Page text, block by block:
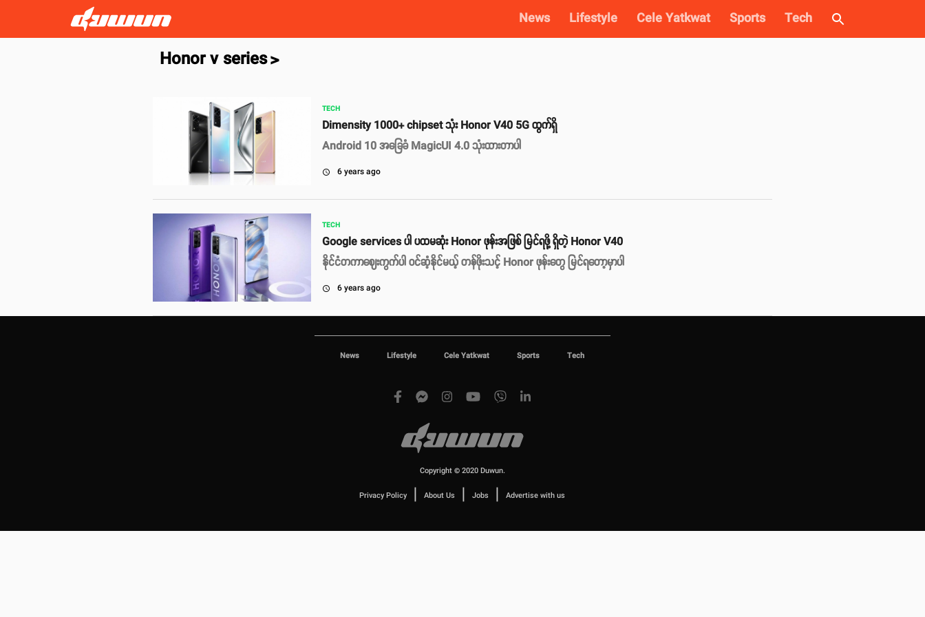
News Lifestyle Cele Yatkwat Sports Tech
Honor v series>
TECH
Dimensity 1000+ chipset သုံး Honor V40 5G ထွက်ရှိ
Android 10 အခြေခံ MagicUI 4.0 သုံးထားတာပါ
access_time 6 years ago
TECH
Google services ပါ ပထမဆုံး Honor ဖုန်းအဖြစ် မြင်ရဖို့ ရှိတဲ့ Honor V40
နိုင်ငံတကာဈေးကွက်ပါ ဝင်ဆံ့နိုင်မယ့် တန်ဖိုးသင့် Honor ဖုန်းတွေ မြင်ရတော့မှာပါ
access_time 6 years ago
News Lifestyle Cele Yatkwat Sports Tech
Copyright © 2020 Duwun.
Privacy Policy | About Us | Jobs | Advertise with us